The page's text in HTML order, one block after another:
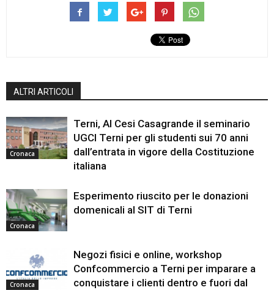
ALTRI ARTICOLI
Cronaca
Terni, Al Cesi Casagrande il seminario
UGCI Terni per gli studenti sui 70 anni
dall’entrata in vigore della Costituzione
italiana
Cronaca
Esperimento riuscito per le donazioni
domenicali al SIT di Terni
Cronaca
Negozi fisici e online, workshop
Confcommercio a Terni per imparare a
conquistare i clienti dentro e fuori dal